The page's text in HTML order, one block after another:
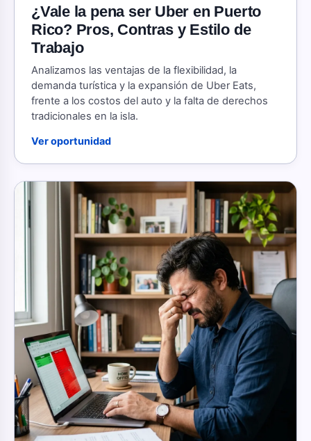
¿Vale la pena ser Uber en Puerto
Rico? Pros, Contras y Estilo de
Trabajo
Analizamos las ventajas de la flexibilidad, la
demanda turística y la expansión de Uber Eats,
frente a los costos del auto y la falta de derechos
tradicionales en la isla.
Ver oportunidad